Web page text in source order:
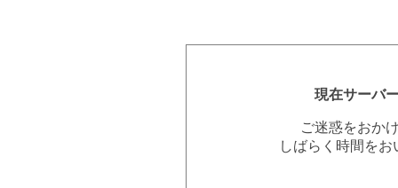
現在サーバ
ご迷惑をおか
しばらく時間を